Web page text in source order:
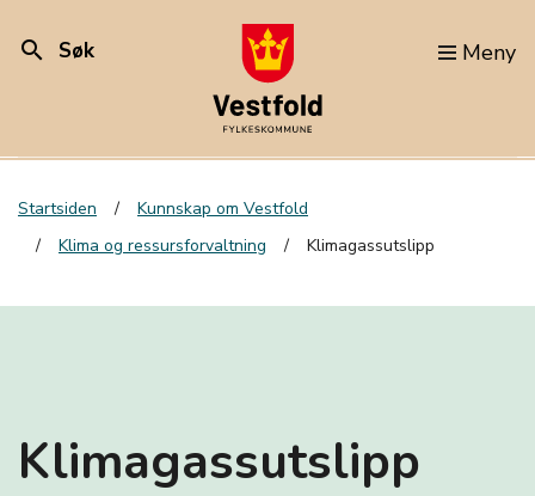
search Søk Meny
Startsiden
Kunnskap om Vestfold
Klima og ressursforvaltning
Klimagassutslipp
Klimagassutslipp